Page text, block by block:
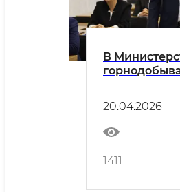
В
палаты —
20.04.2026
1411